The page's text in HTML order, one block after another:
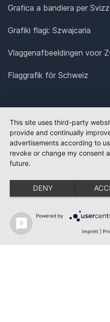
Grafica a bandiera per
Grafiki flagi: Szwajcaria
Vlaggenafbeeldingen voor
Flaggrafik för Schweiz
This site uses third-party
provide and continually
advertisements according to
revoke or change my consent
future.
DENY
Powered by
Imprint